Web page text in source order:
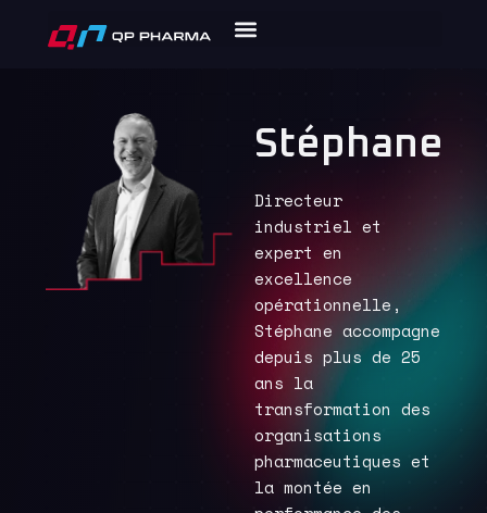
Stéphane
Directeur
industriel et
expert en
excellence
opérationnelle,
Stéphane accompagne
depuis plus de 25
ans la
transformation des
organisations
pharmaceutiques et
la montée en